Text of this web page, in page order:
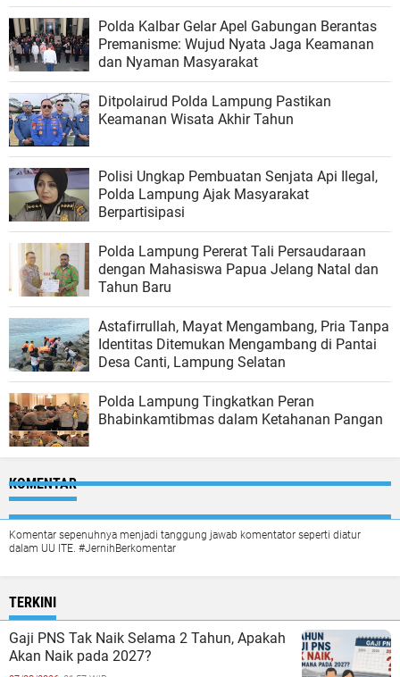
Polda Kalbar Gelar Apel Gabungan Berantas
Premanisme: Wujud Nyata Jaga Keamanan
dan Nyaman Masyarakat
Ditpolairud Polda Lampung Pastikan
Keamanan Wisata Akhir Tahun
Polisi Ungkap Pembuatan Senjata Api Ilegal,
Polda Lampung Ajak Masyarakat
Berpartisipasi
Polda Lampung Pererat Tali Persaudaraan
dengan Mahasiswa Papua Jelang Natal dan
Tahun Baru
Astafirrullah, Mayat Mengambang, Pria Tanpa
Identitas Ditemukan Mengambang di Pantai
Desa Canti, Lampung Selatan
Polda Lampung Tingkatkan Peran
Bhabinkamtibmas dalam Ketahanan Pangan
KOMENTAR
Komentar sepenuhnya menjadi tanggung jawab komentator seperti diatur
dalam UU ITE. #JernihBerkomentar
TERKINI
Gaji PNS Tak Naik Selama 2 Tahun, Apakah
Akan Naik pada 2027?